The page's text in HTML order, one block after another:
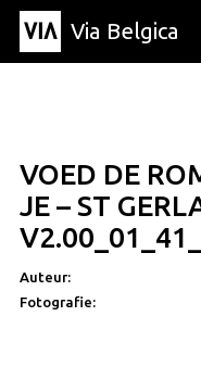
Via Belgica
VOED DE
JE – ST
Auteur:
Fotografie: